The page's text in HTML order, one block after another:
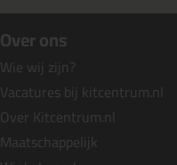
Over ons
Wie wij zijn?
Vacatures bij kitcentrum.nl
Over Kitcentrum.nl
Maatschappelijk